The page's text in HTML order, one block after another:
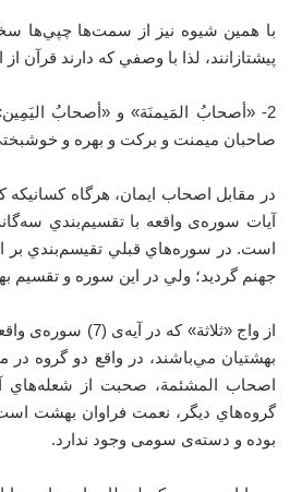
با همين شيوه نيز از سمت‌ها چپي‌ها
پيشتازانند، لذا با وصفي كه دارند قرآن
2- «أصحابُ المَيمنَة» و «أصحابُ
صاحبان ميمنت و بركت و بهره و
در مقابل اصحاب ايمان، هرگاه
آيات سوره‌ی واقعه با تقسيم‌بندي
است. در سوره‌هاي قبلي تقيسم‌بندي بر
جهنم گرديد؛ ولي در اين سوره و تقسيم
از واج «ثلاثة»
بهشتيان مي‌باشند، در واقع دو گروه
اصحاب المشئمة، صحبت از
گروه‌هاي ديگر، نعمت فراوان بهشت
بوده و دسته‌ی سومی وجود ندارد.